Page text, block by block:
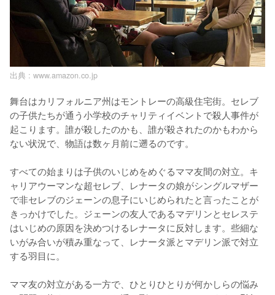
出典 : www.amazon.co.jp
舞台はカリフォルニア州はモントレーの高級住宅街。セレブ
の子供たちが通う小学校のチャリティイベントで殺人事件が
起こります。誰が殺したのかも、誰が殺されたのかもわから
ない状況で、物語は数ヶ月前に遡るのです。
すべての始まりは子供のいじめをめぐるママ友間の対立。キ
ャリアウーマンな超セレブ、レナータの娘がシングルマザー
で非セレブのジェーンの息子にいじめられたと言ったことが
きっかけでした。ジェーンの友人であるマデリンとセレステ
はいじめの原因を決めつけるレナータに反対します。些細な
いがみ合いが積み重なって、レナータ派とマデリン派で対立
する羽目に。
ママ友の対立がある一方で、ひとりひとりが何かしらの悩み